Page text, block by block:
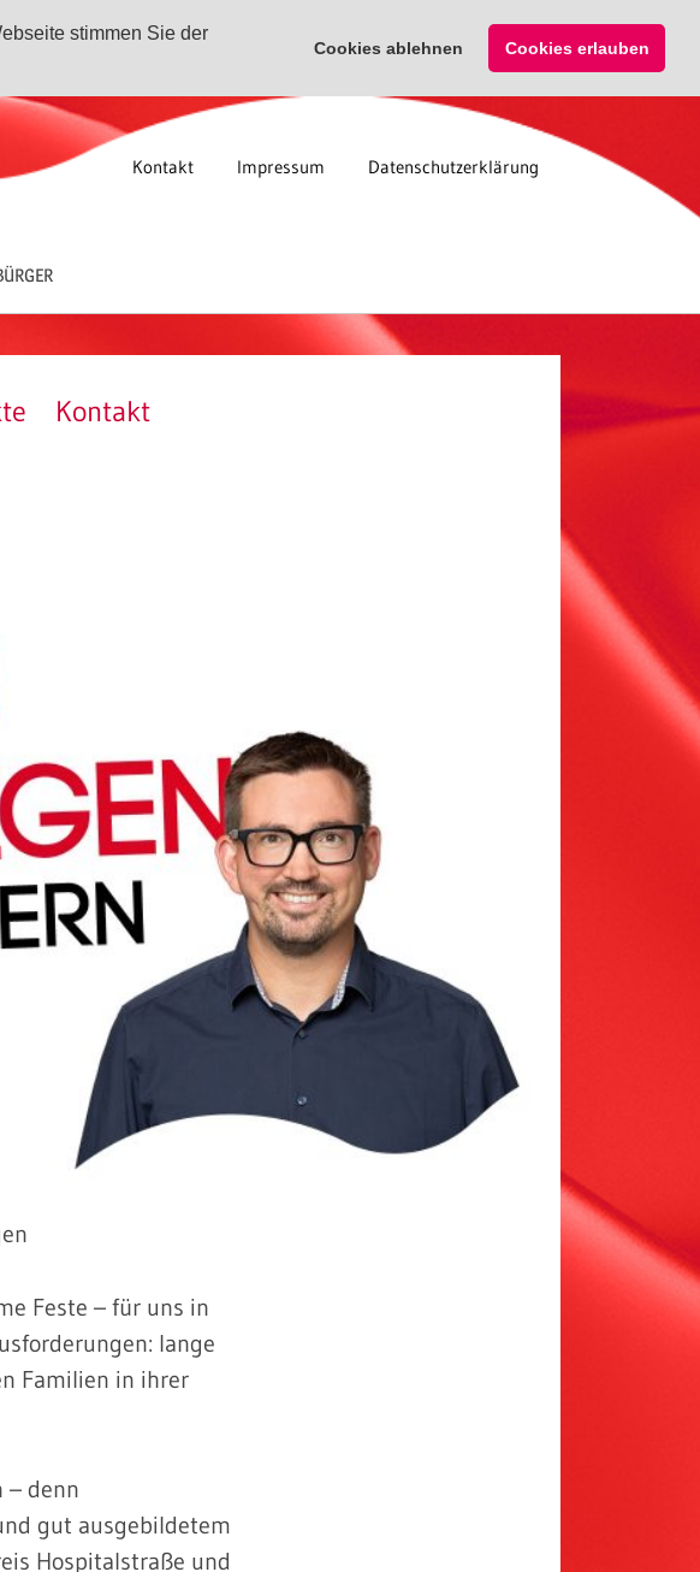
stimmen Sie der
Cookies ablehnen Cookies erlauben
Kontakt Impressum Datenschutzerklärung
Kontakt
Feste – für uns in
lange
Familien in ihrer
– denn
gut ausgebildetem
Hospitalstraße und